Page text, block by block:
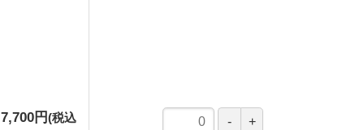
7,700円(税込